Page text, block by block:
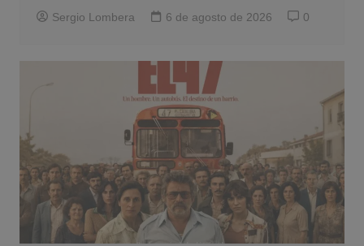
Sergio Lombera 6 de agosto de 2026 0